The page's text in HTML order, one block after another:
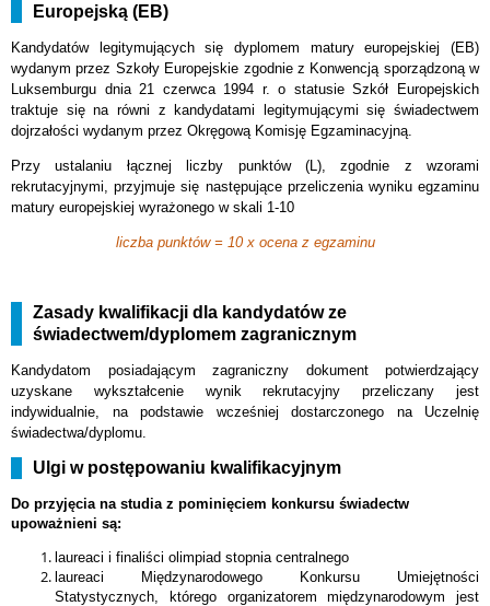
Europejską (EB)
Kandydatów legitymujących się dyplomem matury europejskiej (EB)
wydanym przez Szkoły Europejskie zgodnie z Konwencją sporządzoną w
Luksemburgu dnia 21 czerwca 1994 r. o statusie Szkół Europejskich
traktuje się na równi z kandydatami legitymującymi się świadectwem
dojrzałości wydanym przez Okręgową Komisję Egzaminacyjną.
Przy ustalaniu łącznej liczby punktów (L), zgodnie z wzorami
rekrutacyjnymi, przyjmuje się następujące przeliczenia wyniku egzaminu
matury europejskiej wyrażonego w skali 1-10
liczba punktów = 10 x ocena z egzaminu
Zasady kwalifikacji dla kandydatów ze
świadectwem/dyplomem zagranicznym
Kandydatom posiadającym zagraniczny dokument potwierdzający
uzyskane wykształcenie wynik rekrutacyjny przeliczany jest
indywidualnie, na podstawie wcześniej dostarczonego na Uczelnię
świadectwa/dyplomu.
Ulgi w postępowaniu kwalifikacyjnym
Do przyjęcia na studia z pominięciem konkursu świadectw
upoważnieni są:
laureaci i finaliści olimpiad stopnia centralnego
laureaci Międzynarodowego Konkursu Umiejętności
Statystycznych, którego organizatorem międzynarodowym jest